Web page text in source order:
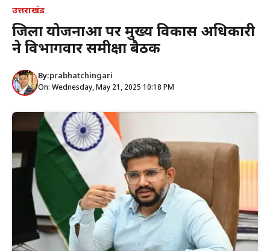
उत्तराखंड
जिला योजनाओं पर मुख्य विकास अधिकारी
ने विभागवार समीक्षा बैठक
By:prabhatchingari
On: Wednesday, May 21, 2025 10:18 PM